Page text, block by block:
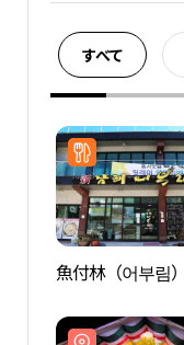
すべて
魚付林（어부림）